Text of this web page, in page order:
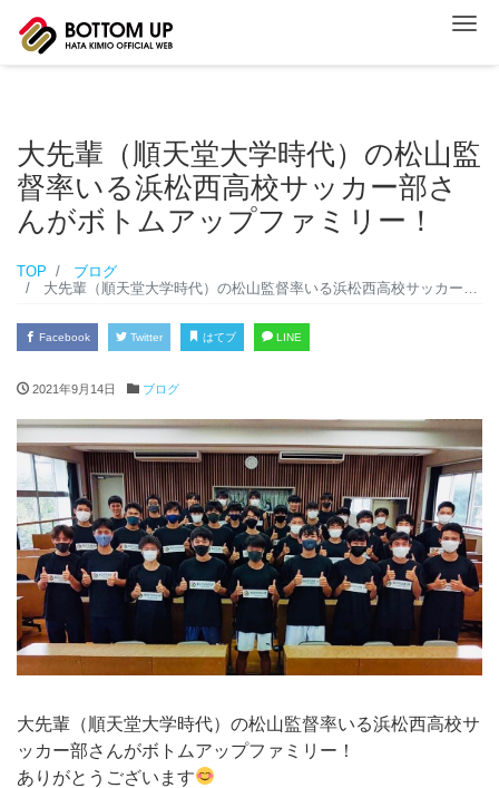
ナ
大先輩（順天堂大学時代）の松山監
督率いる浜松西高校サッカー部さ
んがボトムアップファミリー！
TOP
ブログ
大先輩（順天堂大学時代）の松山監督率いる浜松西高校サッカー部さんがボトムアップファミリー！
Facebook Twitter はてブ LINE
2021年9月14日 ブログ
大先輩（順天堂大学時代）の松山監督率いる浜松西高校サ
ッカー部さんがボトムアップファミリー！
ありがとうございます